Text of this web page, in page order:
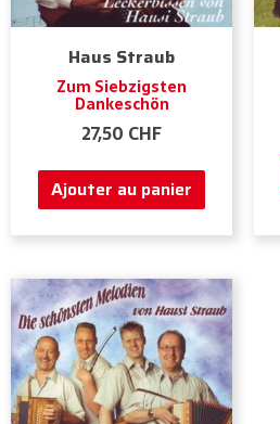
Haus Straub
Zum Siebzigsten
Dankeschön
27,50 CHF
Ajouter au panier